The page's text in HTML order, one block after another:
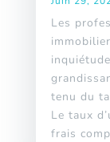
Les
tenu du
Le taux
frais